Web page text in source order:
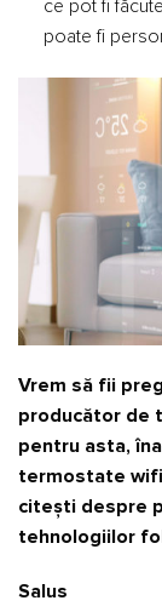
ce pot fi
poate fi
Vrem să fii
producător de
pentru asta,
termostate
citești despre
tehnologiilor
Salus